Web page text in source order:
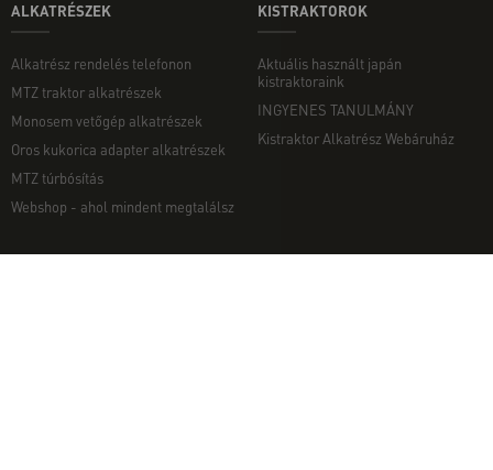
ALKATRÉSZEK
Alkatrész rendelés telefonon
MTZ traktor alkatrészek
Monosem vetőgép alkatrészek
Oros kukorica adapter alkatrészek
MTZ túrbósítás
Webshop - ahol mindent megtalálsz
KISTRAKTOROK
Aktuális használt japán
kistraktoraink
INGYENES TANULMÁNY
Kistraktor Alkatrész Webáruház